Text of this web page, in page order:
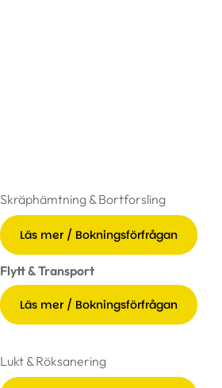
Skräphämtning & Bortforsling
Läs mer / Bokningsförfrågan
Flytt & Transport
Läs mer / Bokningsförfrågan
Lukt & Röksanering